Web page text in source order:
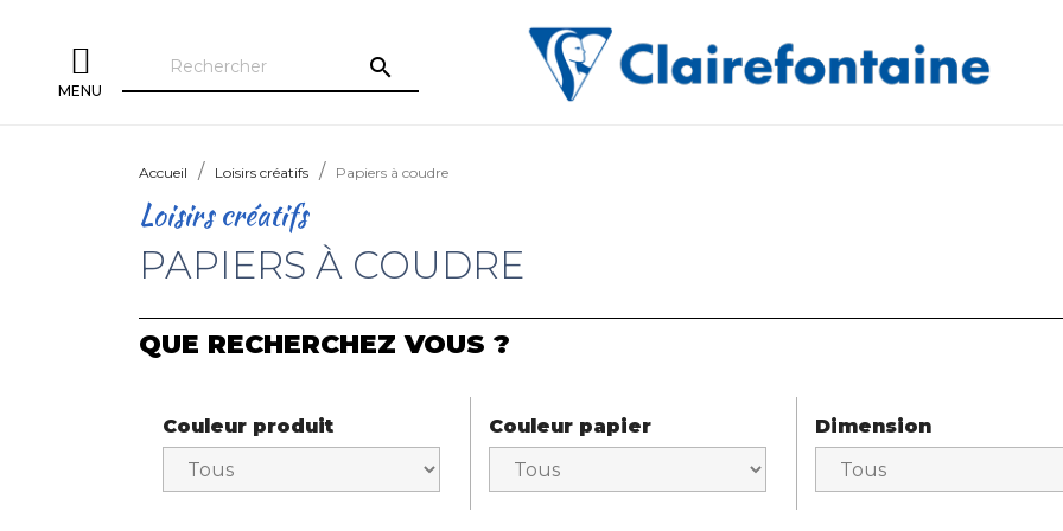
MENU
search
Accueil Loisirs créatifs Papiers à coudre
Loisirs créatifs
PAPIERS À COUDRE
QUE RECHERCHEZ VOUS ?
Couleur produit Couleur papier Dimension